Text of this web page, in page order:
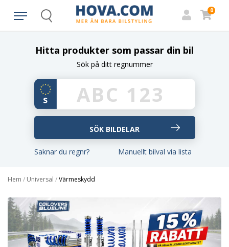
Search
0
Hitta produkter som passar din bil
Sök på ditt regnummer
Saknar du regnr? Manuellt bilval via lista
Hem / Universal /Värmeskydd